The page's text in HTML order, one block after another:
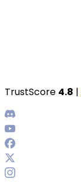
TrustScore 4.8 |